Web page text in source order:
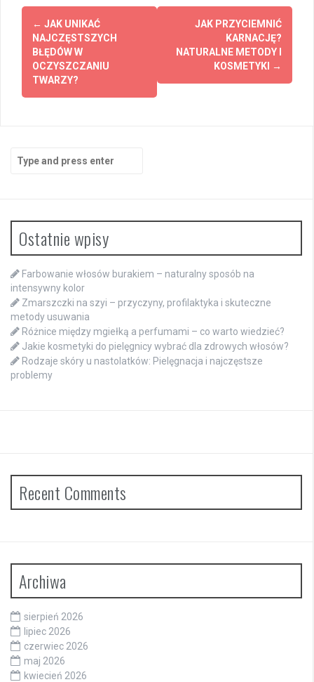
Post
navigation
← JAK UNIKAĆ
NAJCZĘSTSZYCH
BŁĘDÓW W
OCZYSZCZANIU
TWARZY?
JAK PRZYCIEMNIĆ
KARNACJĘ?
NATURALNE METODY I
KOSMETYKI →
for:
Ostatnie wpisy
Farbowanie włosów burakiem – naturalny sposób na
intensywny kolor
Zmarszczki na szyi – przyczyny, profilaktyka i skuteczne
metody usuwania
Różnice między mgiełką a perfumami – co warto wiedzieć?
Jakie kosmetyki do pielęgnicy wybrać dla zdrowych włosów?
Rodzaje skóry u nastolatków: Pielęgnacja i najczęstsze
problemy
Recent Comments
Archiwa
sierpień 2026
lipiec 2026
czerwiec 2026
maj 2026
kwiecień 2026